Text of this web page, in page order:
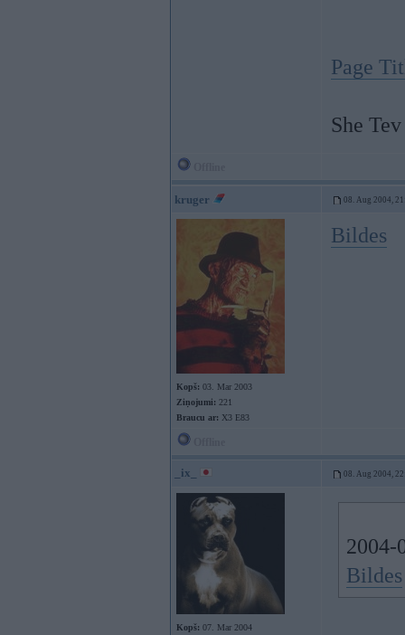
Page
She
kruger 08. Aug 2004,
Kopš: 03. Mar 2003
Ziņojumi: 221
Braucu ar: X3 E83
Bildes
_ix_ 08. Aug 2004,
Kopš: 07. Mar 2004
2004-
Bildes